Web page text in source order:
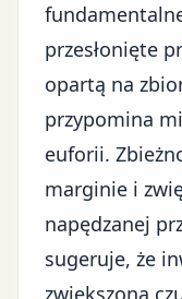
przesłonięte
opartą na
przypomina
euforii.
marginie i
napędzanej
sugeruje, że
zwiększoną